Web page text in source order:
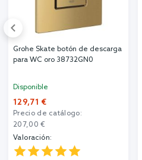
Grohe Skate botón de descarga
para WC oro 38732GN0
Disponible
129,71 €
Precio de catálogo:
207,00 €
Valoración: